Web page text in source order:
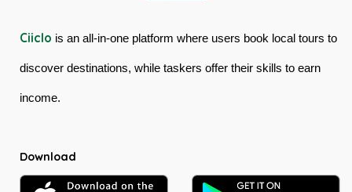
Ciiclo is an all-in-one platform where users book local tours to
discover destinations, while taskers offer their skills to earn
income.
Download